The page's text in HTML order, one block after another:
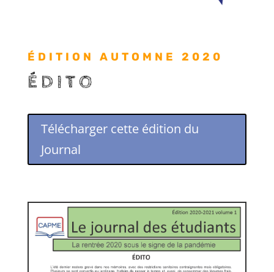
ÉDITION AUTOMNE 2020
ÉDITO
Télécharger cette édition du
Journal